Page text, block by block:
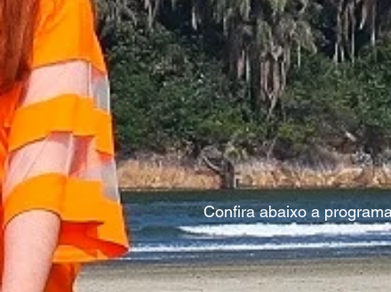
Confira abaixo a